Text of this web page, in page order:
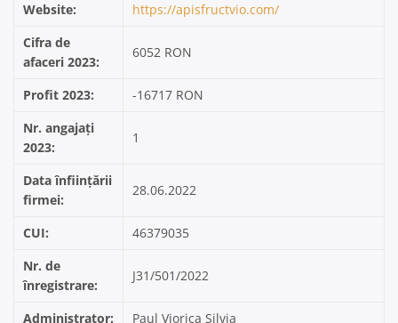
Website:
https://apisfructvio.com/
Cifra de
afaceri 2023:
6052 RON
Profit 2023:
-16717 RON
Nr. angajați
2023:
1
Data înființării
firmei:
28.06.2022
CUI:
46379035
Nr. de
înregistrare:
J31/501/2022
Administrator: Paul Viorica Silvia